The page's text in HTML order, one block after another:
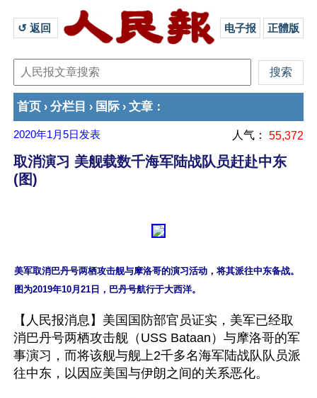
↺ 返回 电子报 正體版
首页 › 分栏目 › 国际 › 文章 ：
2020年1月5日 发表 人气： 55,372
取消演习 美舰载数千海军陆战队员赶赴中东
(图)
美军取消巴丹号两栖攻击舰与摩洛哥的演习活动，将其派往中东备战。
【人民报消息】美国国防部官员证实，美军已经取
消巴丹号两栖攻击舰（USS Bataan）与摩洛哥的军
事演习，而将该舰与舰上2千多名海军陆战队队员派
往中东，以因应美国与伊朗之间的关系恶化。